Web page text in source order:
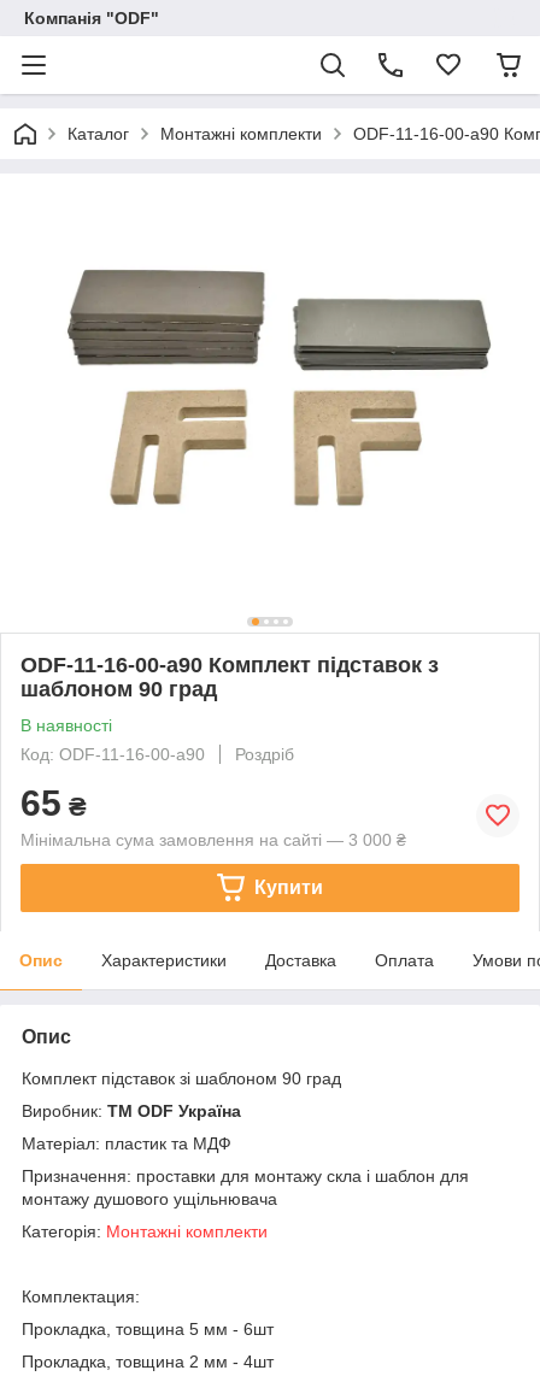
Компанія "ODF"
Каталог Монтажні комплекти ODF-11-16-00-a90
ODF-11-16-00-a90 Комплект підставок з
шаблоном 90 град
В наявності
Код: ODF-11-16-00-a90
Роздріб
65 ₴
Мінімальна сума замовлення на сайті — 3 000 ₴
Купити
Опис Характеристики Доставка Оплата Умови
Опис
Комплект підставок зі шаблоном 90 град
Виробник: ТМ ODF Україна
Матеріал: пластик та МДФ
Призначення: проставки для монтажу скла і шаблон для
монтажу душового ущільнювача
Категорія: Монтажні комплекти
Комплектация:
Прокладка, товщина 5 мм - 6шт
Прокладка, товщина 2 мм - 4шт